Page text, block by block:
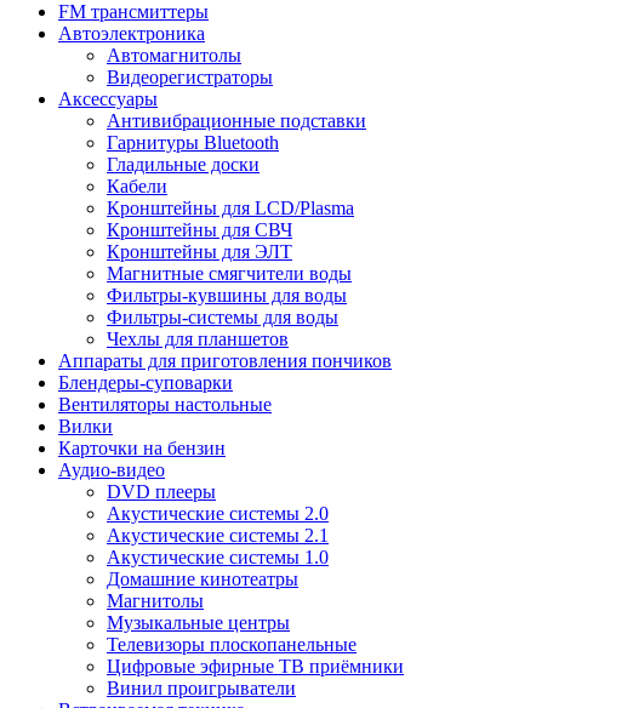
FM трансмиттеры
Автоэлектроника
Автомагнитолы
Видеорегистраторы
Аксессуары
Антивибрационные подставки
Гарнитуры Bluetooth
Гладильные доски
Кабели
Кронштейны для LCD/Plasma
Кронштейны для СВЧ
Кронштейны для ЭЛТ
Магнитные смягчители воды
Фильтры-кувшины для воды
Фильтры-системы для воды
Чехлы для планшетов
Аппараты для приготовления пончиков
Блендеры-суповарки
Вентиляторы настольные
Вилки
Карточки на бензин
Аудио-видео
DVD плееры
Акустические системы 2.0
Акустические системы 2.1
Акустические системы 1.0
Домашние кинотеатры
Магнитолы
Музыкальные центры
Телевизоры плоскопанельные
Цифровые эфирные ТВ приёмники
Винил проигрыватели